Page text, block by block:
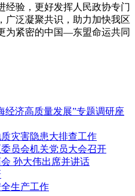
经验，更好发挥人民政协专门
广泛凝聚共识，助力加快我区
为紧密的中国—东盟命运共同
经济高质量发展”专题调研座
灾害隐患大排查工作
员会机关党员大会召开
孙大伟出席并讲话
生产工作